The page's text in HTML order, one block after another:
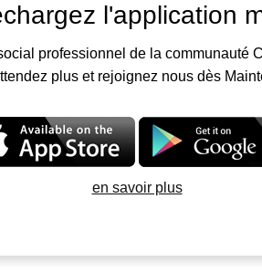
l'application
professionnel de la communauté
plus et rejoignez nous dès
en savoir plus